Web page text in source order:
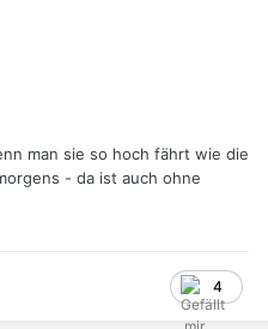
man sie so hoch fährt wie die
- da ist auch ohne
4